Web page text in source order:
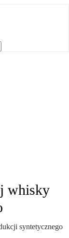
whisky
syntetycznego